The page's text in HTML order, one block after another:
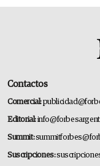
Contactos
Comercial:
Editorial:
Summit:
Suscripciones: